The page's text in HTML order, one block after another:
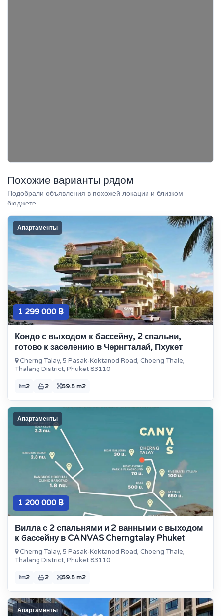
Похожие варианты рядом
Подобрали объявления в похожей локации и близком
бюджете.
Апартаменты
1 299 000 ฿
Кондо с выходом к бассейну, 2 спальни,
готово к заселению в Чернгталай, Пхукет
Cherng Talay, 5 Pasak-Koktanod Road, Choeng Thale,
Thalang District, Phuket 83110
2 2 59.5 m2
Апартаменты
1 200 000 ฿
Вилла с 2 спальнями и 2 ванными с выходом
к бассейну в CANVAS Cherngtalay Phuket
Cherng Talay, 5 Pasak-Koktanod Road, Choeng Thale,
Thalang District, Phuket 83110
2 2 59.5 m2
Апартаменты